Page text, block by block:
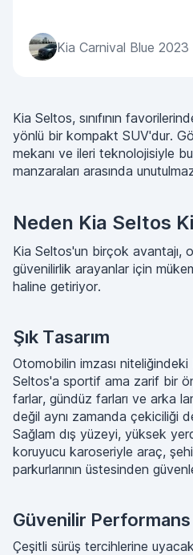
Kia Carnival Blue 2023
Kia Seltos, sınıfının
yönlü bir kompakt SUV'dur.
mekanı ve ileri teknolojisiyle
manzaraları arasında
Neden Kia Seltos
Kia Seltos'un birçok avantajı,
güvenilirlik arayanlar için
haline getiriyor.
Şık Tasarım
Otomobilin imzası
Seltos'a sportif ama zarif bir
farlar, gündüz farları ve arka
değil aynı zamanda çekiciliği
Sağlam dış yüzeyi, yüksek
koruyucu karoseriyle araç,
parkurlarının üstesinden
Güvenilir
Çeşitli sürüş tercihlerine